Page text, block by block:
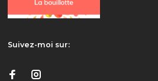
Suivez-moi sur: